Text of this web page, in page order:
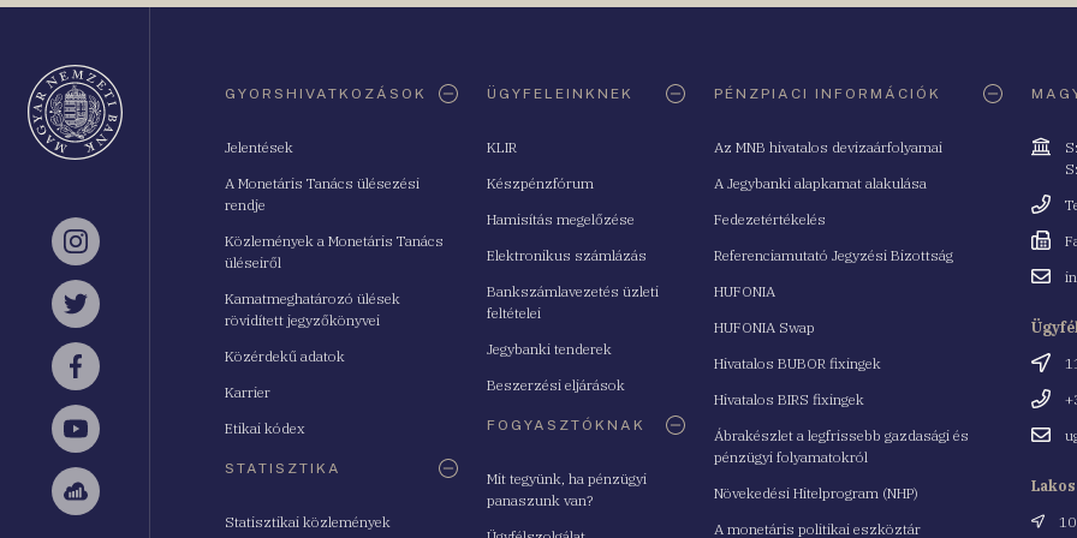
Instagram
Twitter
Facebook
YouTube
Sellsy
GYORSHIVATKOZÁSOK
Jelentések
A Monetáris Tanács ülésezési
rendje
Közlemények a Monetáris Tanács
üléseiről
Kamatmeghatározó ülések
rövidített jegyzőkönyvei
Közérdekű adatok
Karrier
Etikai kódex
STATISZTIKA
Statisztikai közlemények
ÜGYFELEINKNEK
KLIR
Készpénzfórum
Hamisítás megelőzése
Elektronikus számlázás
Bankszámlavezetés üzleti
feltételei
Jegybanki tenderek
Beszerzési eljárások
FOGYASZTÓKNAK
Mit tegyünk, ha pénzügyi
panaszunk van?
PÉNZPIACI INFORMÁCIÓK
Az MNB hivatalos devizaárfolyamai
A Jegybanki alapkamat alakulása
Fedezetértékelés
Referenciamutató Jegyzési Bizottság
HUFONIA
HUFONIA Swap
Hivatalos BUBOR fixingek
Hivatalos BIRS fixingek
Ábrakészlet a legfrissebb gazdasági és
pénzügyi folyamatokról
Növekedési Hitelprogram (NHP)
A monetáris politikai eszköztár
Cím
Fax
Email
Cím
Email
Cím